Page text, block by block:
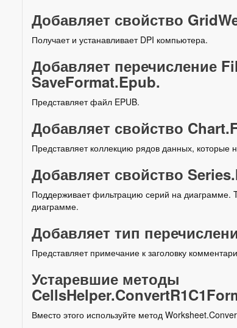
Добавляет свойство
Получает и устанавливает DPI компьютера.
Добавляет перечисление
SaveFormat.Epub.
Представляет файл EPUB.
Добавляет свойство
Представляет коллекцию рядов данных,
Добавляет свойство
Поддерживает фильтрацию серий на диаграмме.
диаграмме.
Добавляет тип
Представляет примечание к заголовку
Устаревшие методы
Вместо этого используйте метод